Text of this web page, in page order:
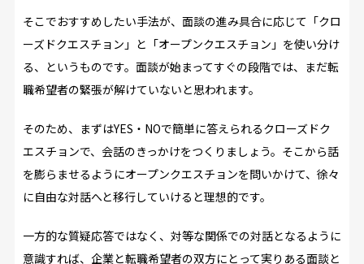
そこでおすすめしたい手法が、面談の進み具合に応じて「クロ
ーズドクエスチョン」と「オープンクエスチョン」を使い分け
る、というものです。面談が始まってすぐの段階では、まだ転
職希望者の緊張が解けていないと思われます。
そのため、まずはYES・NOで簡単に答えられるクローズドク
エスチョンで、会話のきっかけをつくりましょう。そこから話
を膨らませるようにオープンクエスチョンを問いかけて、徐々
に自由な対話へと移行していけると理想的です。
一方的な質疑応答ではなく、対等な関係での対話となるように
意識すれば、企業と転職希望者の双方にとって実りある面談と